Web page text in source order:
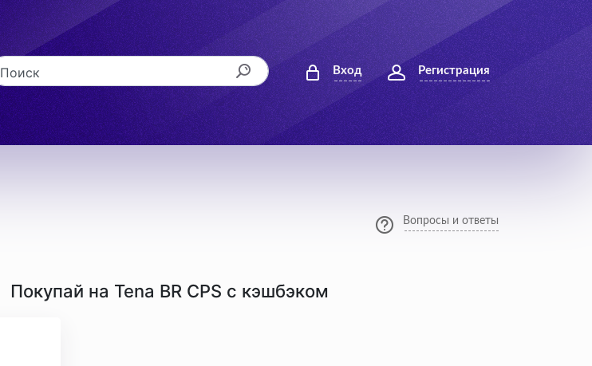
Поиск Вход Регистрация
Вопросы и ответы
Покупай на Tena BR CPS с кэшбэком